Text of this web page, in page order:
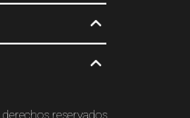
reservados.